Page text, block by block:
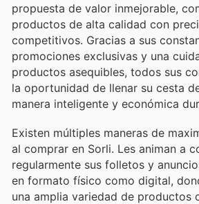
propuesta de valor inmejorable,
productos de alta calidad con
competitivos. Gracias a sus
promociones exclusivas y una
productos asequibles, todos sus
la oportunidad de llenar su cesta
manera inteligente y económica
Existen múltiples maneras de
al comprar en Sorli. Les animan a
regularmente sus folletos y
en formato físico como digital,
una amplia variedad de productos